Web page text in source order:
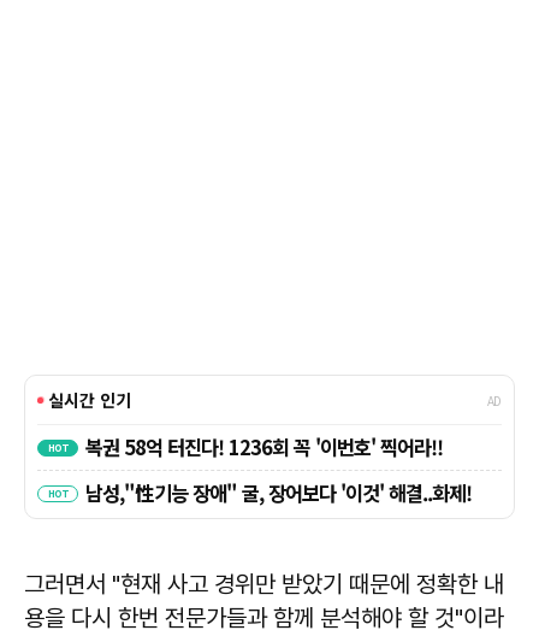
그러면서 "현재 사고 경위만 받았기 때문에 정확한 내
용을 다시 한번 전문가들과 함께 분석해야 할 것"이라